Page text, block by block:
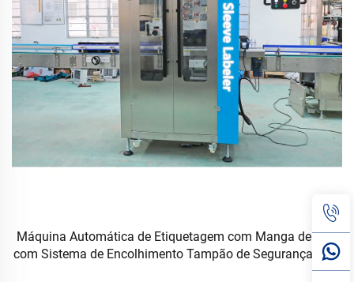
Máquina Automática de Etiquetagem com Manga de PVC
com Sistema de Encolhimento Tampão de Segurança para